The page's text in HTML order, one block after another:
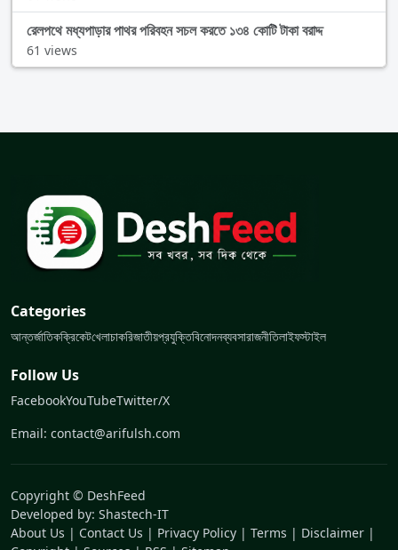
রেলপথে মধ্যপাড়ার পাথর পরিবহন সচল করতে ১৩৪ কোটি টাকা বরাদ্দ
61 views
Categories
আন্তর্জাতিকক্রিকেটখেলাচাকরিজাতীয়প্রযুক্তিবিনোদনব্যবসারাজনীতিলাইফস্টাইল
Follow Us
FacebookYouTubeTwitter/X
Email: contact@arifulsh.com
Copyright © DeshFeed
Developed by: Shastech-IT
About Us | Contact Us | Privacy Policy | Terms | Disclaimer |